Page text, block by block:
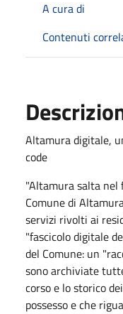
A cura di
Contenuti
Altamura digitale,
code
"Altamura salta nel
Comune di
servizi rivolti ai
"fascicolo digitale
del Comune: un
sono archiviate
corso e lo storico
possesso e che